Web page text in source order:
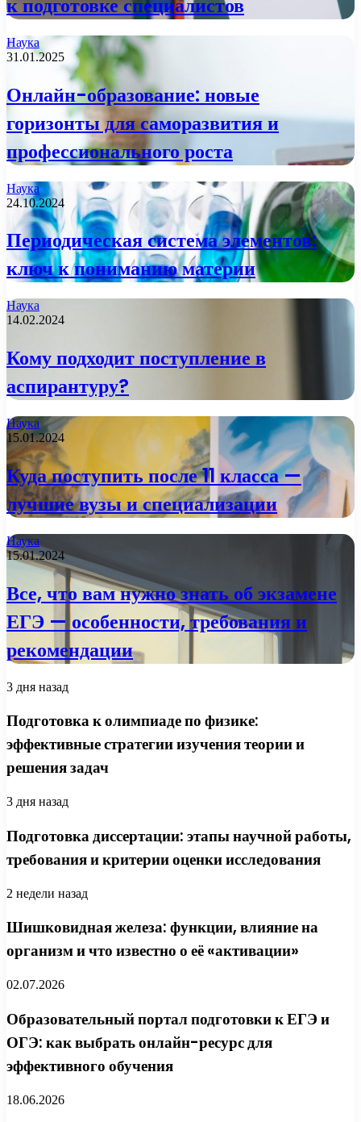
Наука
31.01.2025
Онлайн-образование: новые
горизонты для саморазвития и
профессионального роста
Наука
24.10.2024
Периодическая система элементов:
ключ к пониманию материи
Наука
14.02.2024
Кому подходит поступление в
аспирантуру?
Наука
15.01.2024
Куда поступить после 11 класса —
лучшие вузы и специализации
Наука
15.01.2024
Все, что вам нужно знать об экзамене
ЕГЭ — особенности, требования и
рекомендации
3 дня назад
Подготовка к олимпиаде по физике:
эффективные стратегии изучения теории и
решения задач
3 дня назад
Подготовка диссертации: этапы научной работы,
требования и критерии оценки исследования
2 недели назад
Шишковидная железа: функции, влияние на
организм и что известно о её «активации»
02.07.2026
Образовательный портал подготовки к ЕГЭ и
ОГЭ: как выбрать онлайн-ресурс для
эффективного обучения
18.06.2026